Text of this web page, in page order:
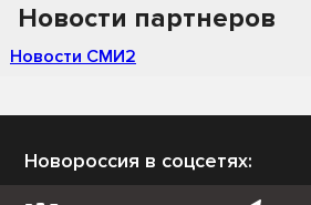
Новости партнеров
Новости СМИ2
Новороссия в соцсетях: